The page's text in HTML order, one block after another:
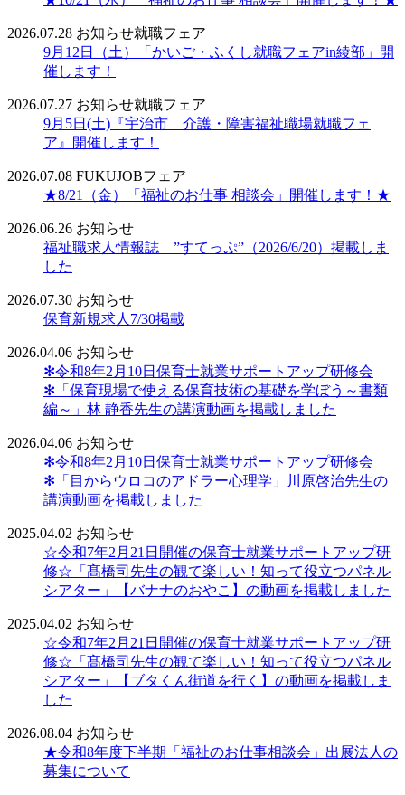
2026.07.28 お知らせ就職フェア
9月12日（土）「かいご・ふくし就職フェアin綾部」開
催します！
2026.07.27 お知らせ就職フェア
9月5日(土)『宇治市 介護・障害福祉職場就職フェ
ア』開催します！
2026.07.08 FUKUJOBフェア
★8/21（金）「福祉のお仕事 相談会」開催します！★
2026.06.26 お知らせ
福祉職求人情報誌 ”すてっぷ”（2026/6/20）掲載しま
した
2026.07.30 お知らせ
保育新規求人7/30掲載
2026.04.06 お知らせ
✻令和8年2月10日保育士就業サポートアップ研修会
✻「保育現場で使える保育技術の基礎を学ぼう～書類
編～」林 静香先生の講演動画を掲載しました
2026.04.06 お知らせ
✻令和8年2月10日保育士就業サポートアップ研修会
✻「目からウロコのアドラー心理学」川原啓治先生の
講演動画を掲載しました
2025.04.02 お知らせ
☆令和7年2月21日開催の保育士就業サポートアップ研
修☆「髙橋司先生の観て楽しい！知って役立つパネル
シアター」【バナナのおやこ】の動画を掲載しました
2025.04.02 お知らせ
☆令和7年2月21日開催の保育士就業サポートアップ研
修☆「髙橋司先生の観て楽しい！知って役立つパネル
シアター」【ブタくん街道を行く】の動画を掲載しま
した
2026.08.04 お知らせ
★令和8年度下半期「福祉のお仕事相談会」出展法人の
募集について